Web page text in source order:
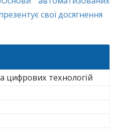
свої досягнення
цифрових технологій